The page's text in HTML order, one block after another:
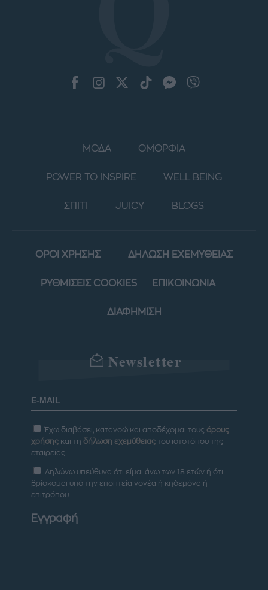
ΜΟΔΑ ΟΜΟΡΦΙΑ
POWER TO INSPIRE WELL BEING
ΣΠΙΤΙ JUICY BLOGS
ΟΡΟΙ ΧΡΗΣΗΣ ΔΗΛΩΣΗ ΕΧΕΜΥΘΕΙΑΣ
ΡΥΘΜΙΣΕΙΣ COOKIES ΕΠΙΚΟΙΝΩΝΙΑ
ΔΙΑΦΗΜΙΣΗ
Newsletter
Έχω διαβάσει, κατανοώ και αποδέχομαι τους όρους
χρήσης και τη δήλωση εχεμύθειας του ιστοτόπου της
εταιρείας
Δηλώνω υπεύθυνα ότι είμαι άνω των 18 ετών ή ότι
βρίσκομαι υπό την εποπτεία γονέα ή κηδεμόνα ή
επιτρόπου
Εγγραφή